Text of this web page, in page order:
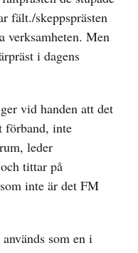
fält./skeppsprästen
verksamheten. Men
i dagens
vid handen att det
förband, inte
leder
tittar på
inte är det FM
som en i